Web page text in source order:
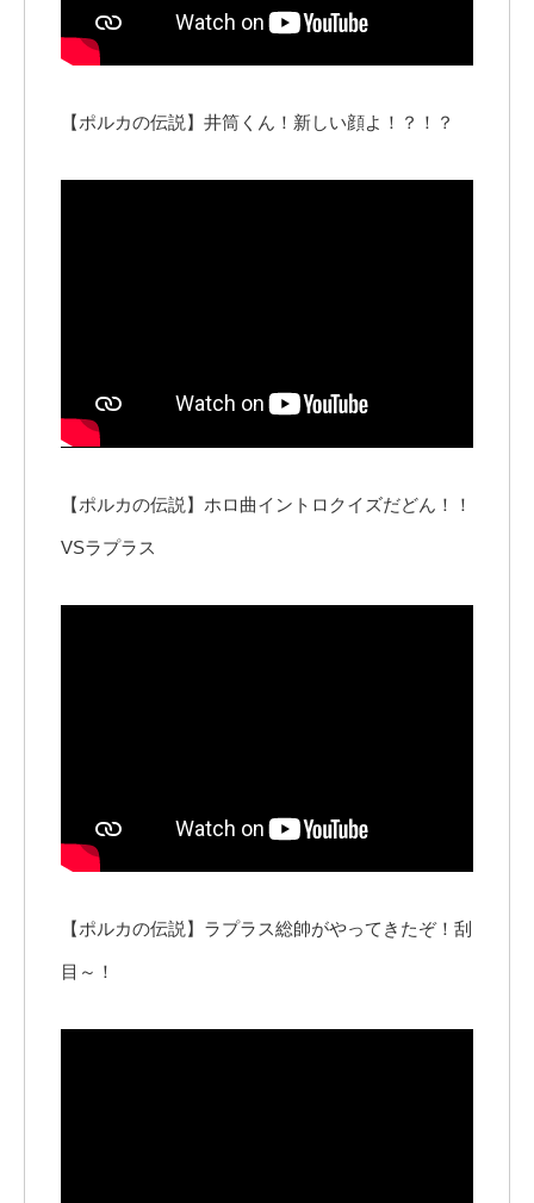
【ポルカの伝説】井筒くん！新しい顔よ！？！？
【ポルカの伝説】ホロ曲イントロクイズだどん！！
VSラプラス
【ポルカの伝説】ラプラス総帥がやってきたぞ！刮
目～！